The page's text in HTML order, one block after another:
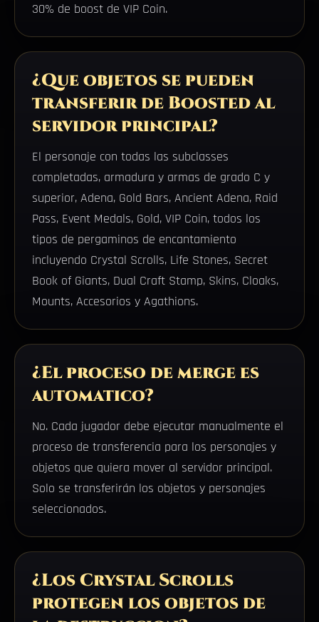
30% de boost de VIP Coin.
¿Que objetos se pueden
transferir de Boosted al
servidor principal?
El personaje con todas las subclasses
completadas, armadura y armas de grado C y
superior, Adena, Gold Bars, Ancient Adena, Raid
Pass, Event Medals, Gold, VIP Coin, todos los
tipos de pergaminos de encantamiento
incluyendo Crystal Scrolls, Life Stones, Secret
Book of Giants, Dual Craft Stamp, Skins, Cloaks,
Mounts, Accesorios y Agathions.
¿El proceso de merge es
automatico?
No. Cada jugador debe ejecutar manualmente el
proceso de transferencia para los personajes y
objetos que quiera mover al servidor principal.
Solo se transferirán los objetos y personajes
seleccionados.
¿Los Crystal Scrolls
protegen los objetos de